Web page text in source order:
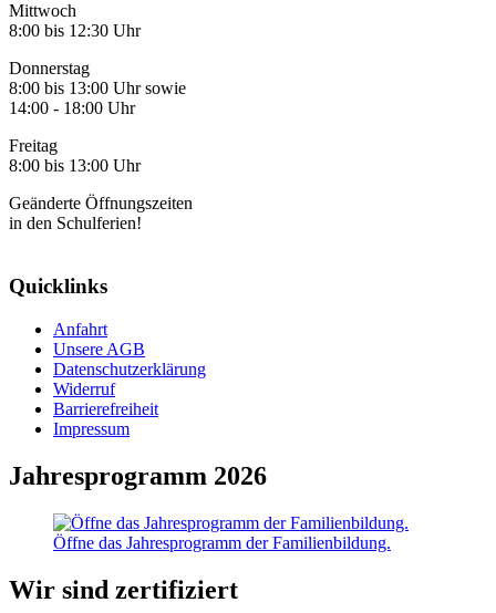
Mittwoch
8:00 bis 12:30 Uhr
Donnerstag
8:00 bis 13:00 Uhr sowie
14:00 - 18:00 Uhr
Freitag
8:00 bis 13:00 Uhr
Geänderte Öffnungszeiten
in den Schulferien!
Quicklinks
Anfahrt
Unsere AGB
Datenschutzerklärung
Widerruf
Barrierefreiheit
Impressum
Jahresprogramm 2026
Öffne das Jahresprogramm der Familienbildung.
Wir sind zertifiziert